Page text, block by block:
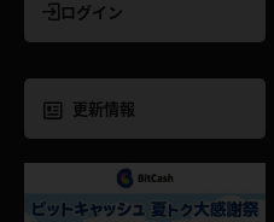
ログイン
更新情報